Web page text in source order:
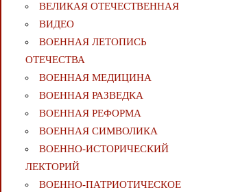
ВЕЛИКАЯ ОТЕЧЕСТВЕННАЯ
ВИДЕО
ВОЕННАЯ ЛЕТОПИСЬ
ОТЕЧЕСТВА
ВОЕННАЯ МЕДИЦИНА
ВОЕННАЯ РАЗВЕДКА
ВОЕННАЯ РЕФОРМА
ВОЕННАЯ СИМВОЛИКА
ВОЕННО-ИСТОРИЧЕСКИЙ
ЛЕКТОРИЙ
ВОЕННО-ПАТРИОТИЧЕСКОЕ